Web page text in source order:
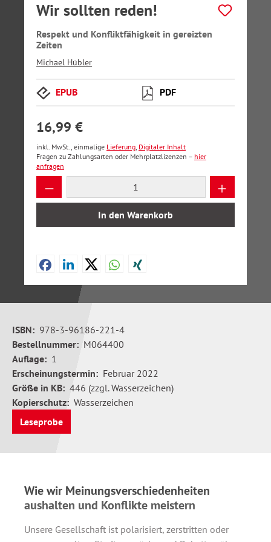
Wir sollten reden!
Respekt und Konfliktfähigkeit in gereizten
Zeiten
Michael Hübler
EPUB PDF
16,99 €
inkl. MwSt., einmalige Lieferung, Digitaler Inhalt
Fragen zu Zahlungsarten oder Mehrplatzlizenzen – hier
anfragen
Produkt Anzahl: Gib den gewünschten
In den Warenkorb
ISBN: 978-3-96186-221-4
Bestellnummer: M064400
Auflage: 1
Erscheinungstermin: Februar 2022
Größe in KB: 446 (zzgl. Wasserzeichen)
Kopierschutz: Wasserzeichen
Leseprobe
Wie wir Meinungsverschiedenheiten
aushalten und Konflikte meistern
Unsere Gesellschaft ist polarisiert, zerstritten oder